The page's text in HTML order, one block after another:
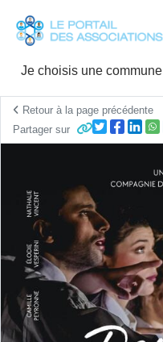
Je choisis une commune
Retour à la page précédente
Partager sur